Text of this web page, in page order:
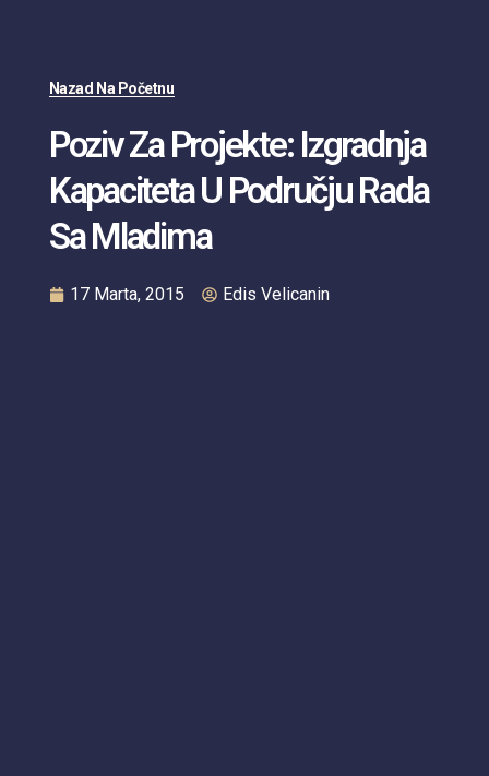
Nazad Na Početnu
Poziv Za Projekte: Izgradnja
Kapaciteta U Području Rada
Sa Mladima
17 Marta, 2015 Edis Velicanin